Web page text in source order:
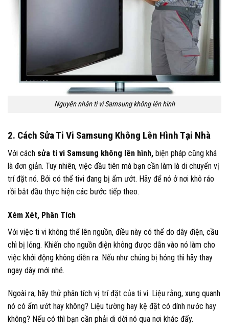
Nguyên nhân ti vi Samsung không lên hình
2. Cách Sửa Ti Vi Samsung Không Lên Hình Tại Nhà
Với cách sửa ti vi Samsung không lên hình, biện pháp cũng khá
là đơn giản. Tuy nhiên, việc đầu tiên mà bạn cần làm là di chuyển vị
trí đặt nó. Bởi có thể tivi đang bị ẩm ướt. Hãy để nó ở nơi khô ráo
rồi bắt đầu thực hiện các bước tiếp theo.
Xém Xét, Phân Tích
Với việc ti vi không thể lên nguồn, điều này có thể do dây điện, cầu
chì bị lỏng. Khiến cho nguồn điện không được dẫn vào nó làm cho
việc khởi động không diễn ra. Nếu như chúng bị hỏng thì hãy thay
ngay dây mới nhé.
Ngoài ra, hãy thử phân tích vị trí đặt của ti vi. Liệu rằng, xung quanh
nó có ẩm ướt hay không? Liệu tường hay kệ đặt có dính nước hay
không? Nếu có thì bạn cần phải di dời nó qua nơi khác đấy.